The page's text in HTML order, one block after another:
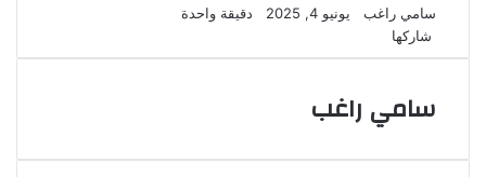
سامي راغب
أرسل
إلكترونيا
يونيو 4, 2025
دقيقة واحدة
فيسبوك‫Xلينكدإن
بينتيريست
‫Pocket
واتساب
تيلقرام
ڤايبر
لاين
شاركها
عبر
سامي راغب